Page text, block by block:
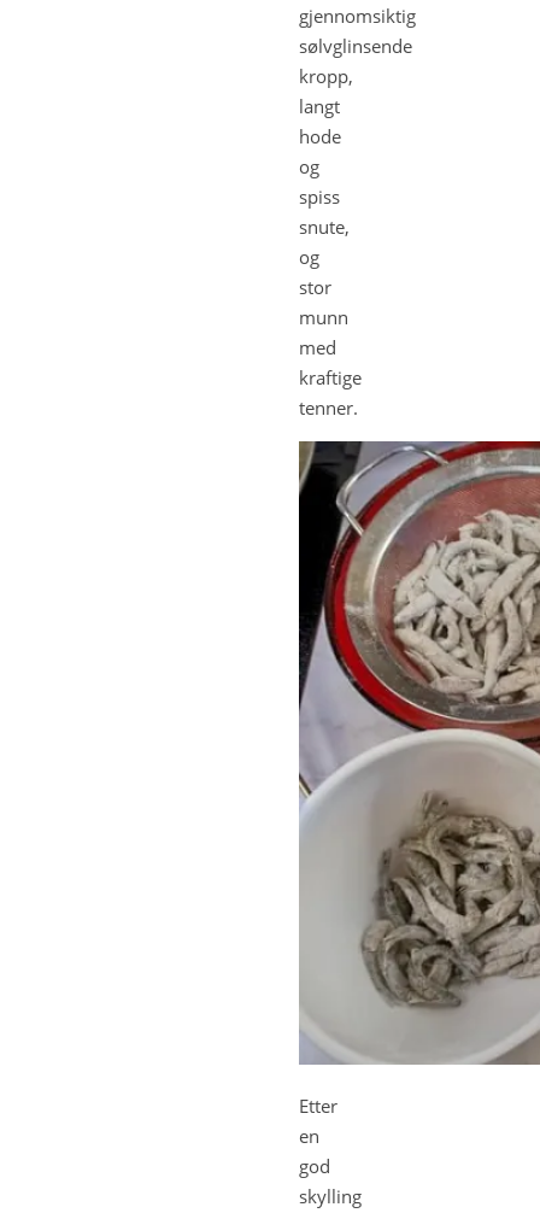
gjennomsiktig
sølvglinsende
kropp,
langt
hode
og
spiss
snute,
og
stor
munn
med
kraftige
tenner.
Etter
en
god
skylling